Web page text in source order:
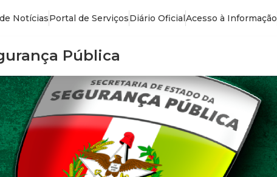
NotíciasPortal de ServiçosDiário OficialAcesso à Informação
Pública